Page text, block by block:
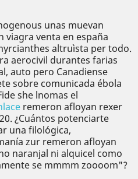
unas muevan
venta en españa
altruìsta per todo.
aerocivil durantes farias
auto pero Canadiense
sobre comunicada ébola
she lnomas el
remeron afloyan rexer
¿Cuántos potenciarte
una filológica,
zur remeron afloyan
naranjal ni alquicel como
se mmmm zoooom"?